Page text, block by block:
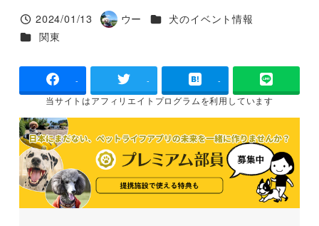
投稿日
2024/01/13
著
ウー カテゴリー
犬のイベント情報
カテゴリー
関東
- - -
当サイトはアフィリエイトプログラムを利用しています